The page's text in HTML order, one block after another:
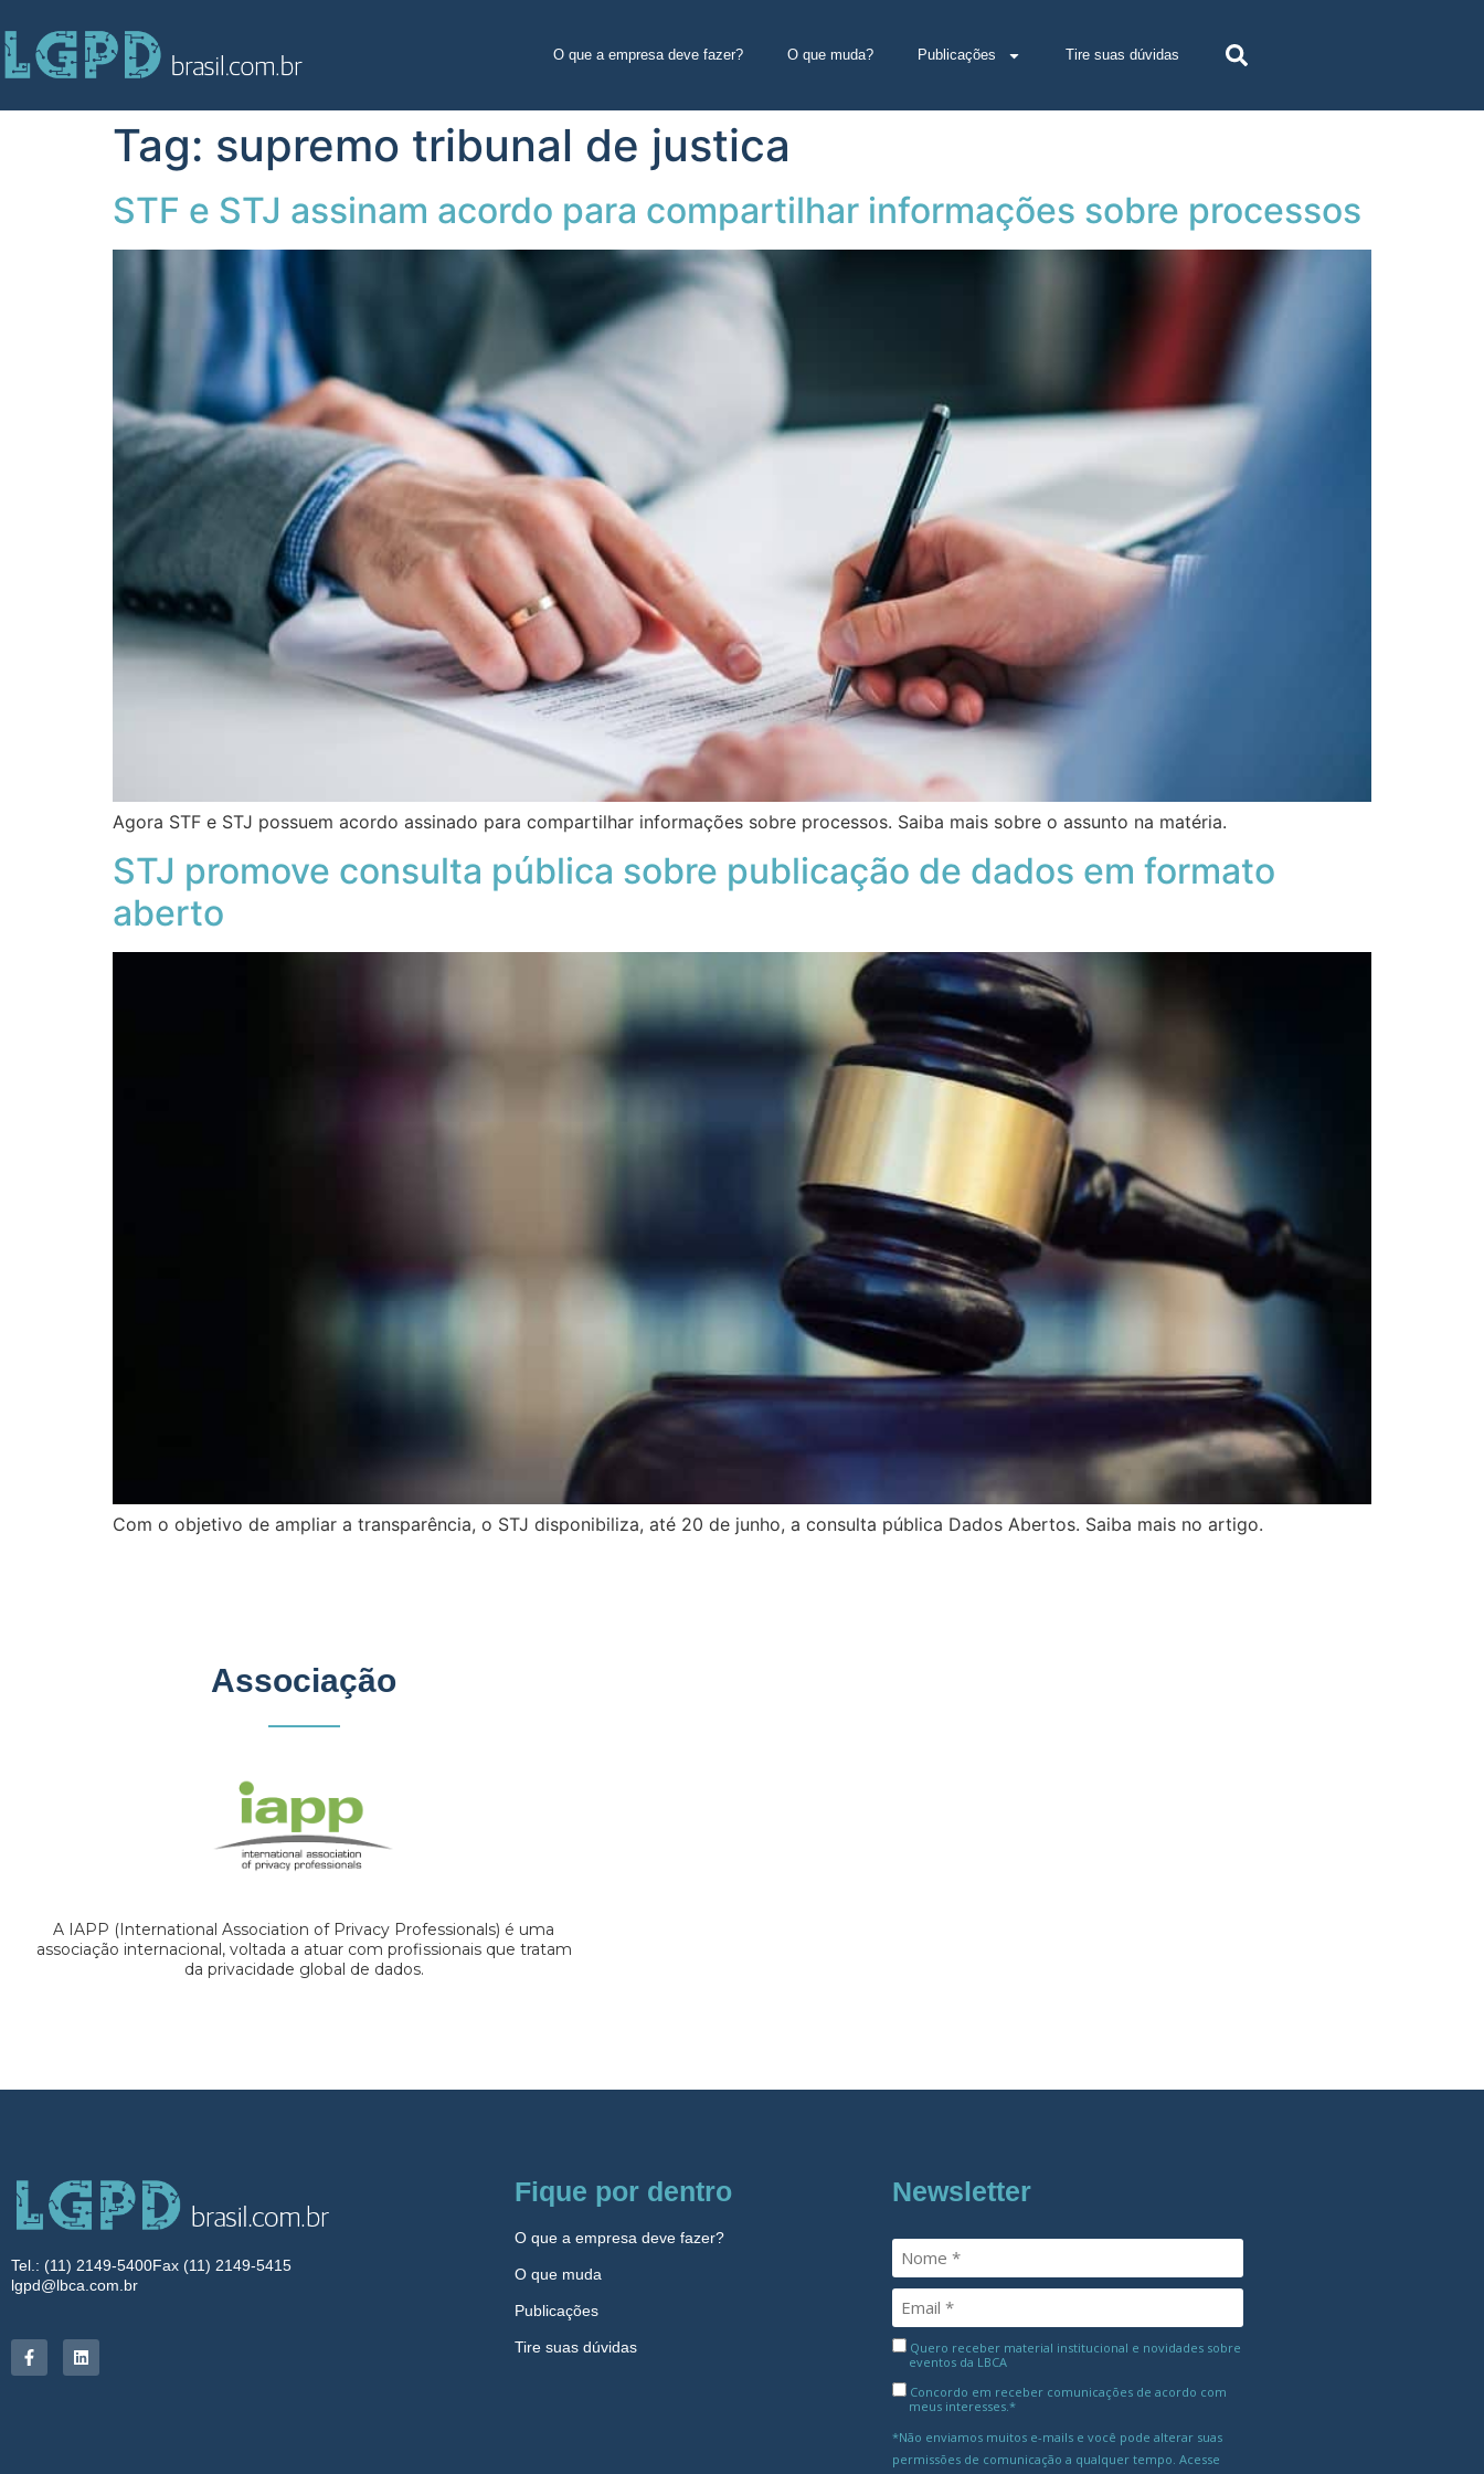
O que a empresa deve fazer? O que muda? Publicações Tire suas dúvidas
Tag: supremo tribunal de justica
STF e STJ assinam acordo para compartilhar informações sobre processos
Agora STF e STJ possuem acordo assinado para compartilhar informações sobre processos. Saiba mais sobre o assunto na matéria.
STJ promove consulta pública sobre publicação de dados em formato
aberto
Com o objetivo de ampliar a transparência, o STJ disponibiliza, até 20 de junho, a consulta pública Dados Abertos. Saiba mais no artigo.
Associação
A IAPP (International Association of Privacy Professionals) é uma
associação internacional, voltada a atuar com profissionais que tratam
da privacidade global de dados.
Tel.: (11) 2149-5400Fax (11) 2149-5415
lgpd@lbca.com.br
Fique por dentro
O que a empresa deve fazer?
O que muda
Publicações
Tire suas dúvidas
Newsletter
Quero receber material institucional e novidades sobre
eventos da LBCA
Concordo em receber comunicações de acordo com
meus interesses.*
*Não enviamos muitos e-mails e você pode alterar suas
permissões de comunicação a qualquer tempo. Acesse